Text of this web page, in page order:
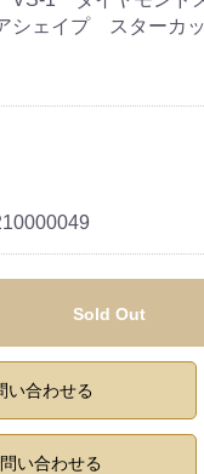
シェイプ スターカ
Sold Out
い合わせる
い合わせる